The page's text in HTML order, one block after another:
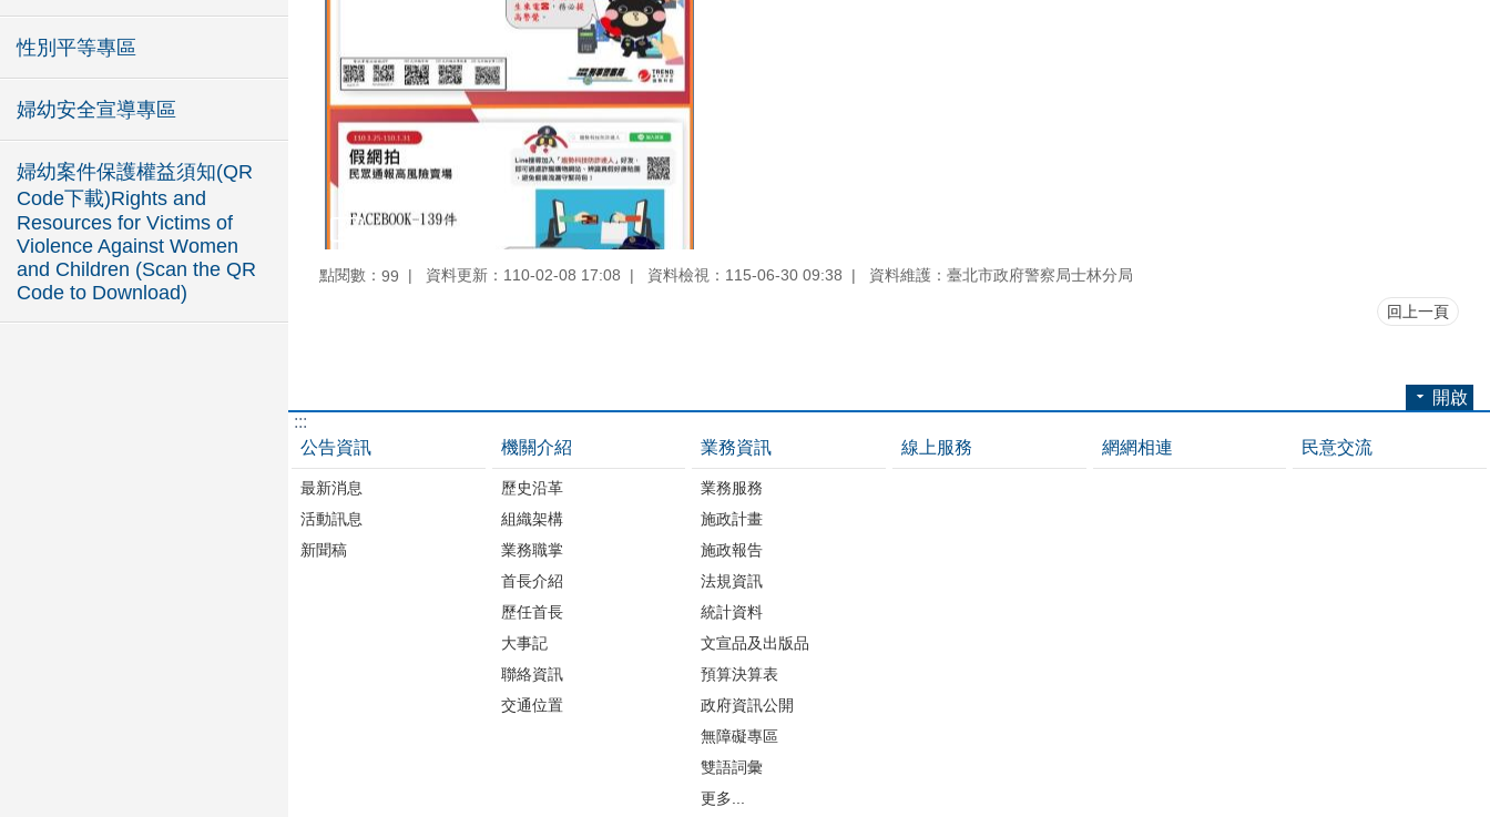
性別平等專區
婦幼安全宣導專區
婦幼案件保護權益須知(QR
Code下載)Rights and
Resources for Victims of
Violence Against Women
and Children (Scan the QR
Code to Download)
點閱數： 99 資料更新：110-02-08 17:08 資料檢視：115-06-30 09:38 資料維護：臺北市政府警察局士林分局
回上一頁
開啟
:::
公告資訊
最新消息
活動訊息
新聞稿
機關介紹
歷史沿革
組織架構
業務職掌
首長介紹
歷任首長
大事記
聯絡資訊
交通位置
業務資訊
業務服務
施政計畫
施政報告
法規資訊
統計資料
文宣品及出版品
預算決算表
政府資訊公開
無障礙專區
雙語詞彙
更多...
線上服務 網網相連 民意交流